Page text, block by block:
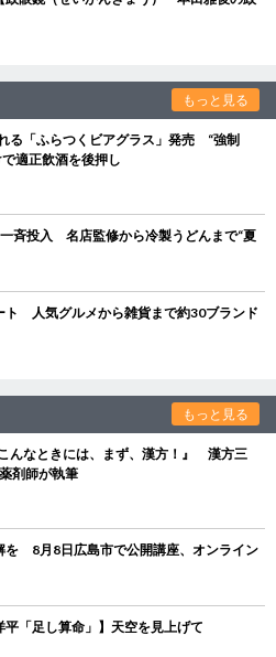
もっと見る
る「ふらつくビアグラス」発売 “強制
適正飲酒を後押し
斉投入 名店監修から冷製うどんまで“夏
ト 人気グルメから雑貨まで約30ブランド
もっと見る
んなときには、まず、漢方！』 漢方三
剤師が執筆
を 8月8日広島市で公開講座、オンライン
平「足し算命」】天空を見上げて